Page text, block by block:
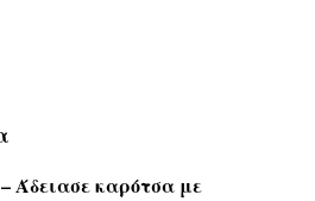
Άδειασε καρότσα με